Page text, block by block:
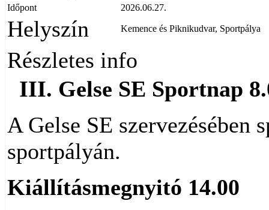
Időpont 2026.06.27.
Helyszín Kemence és Piknikudvar, Sportpálya
Részletes info
III. Gelse SE Sportnap
A Gelse SE szervezésében
sportpályán.
Kiállításmegnyitó 14.00